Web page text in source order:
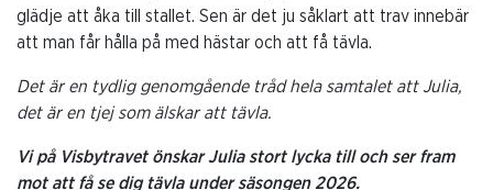
glädje att åka till stallet. Sen är det ju såklart att trav innebär
att man får hålla på med hästar och att få tävla.
Det är en tydlig genomgående tråd hela samtalet att Julia,
det är en tjej som älskar att tävla.
Vi på Visbytravet önskar Julia stort lycka till och ser fram
mot att få se dig tävla under säsongen 2026.